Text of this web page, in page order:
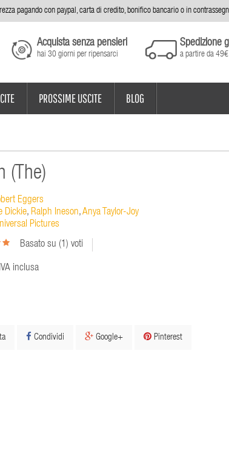
pagando con paypal, carta di credito, bonifico bancario o in
Acquista senza pensieri
hai 30 giorni per ripensarci
Spedizione
a partire da 49€
PROSSIME USCITE BLOG
(The)
Eggers
Dickie, Ralph Ineson,Anya Taylor-Joy
Pictures
Basato su (1 ) voti
IVA inclusa
Condividi Google+ Pinterest